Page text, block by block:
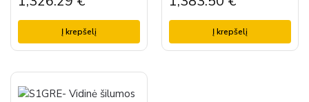
Į krepšelį Į krepšelį